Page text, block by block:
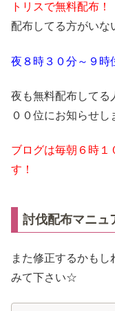
トリスで無料配布！
配布してる方がいな
夜８時３０分～９
夜も無料配布してる
００位にお知らせし
ブログは毎朝６時１
す！
討伐配布マニュ
また修正するかも
みて下さい☆